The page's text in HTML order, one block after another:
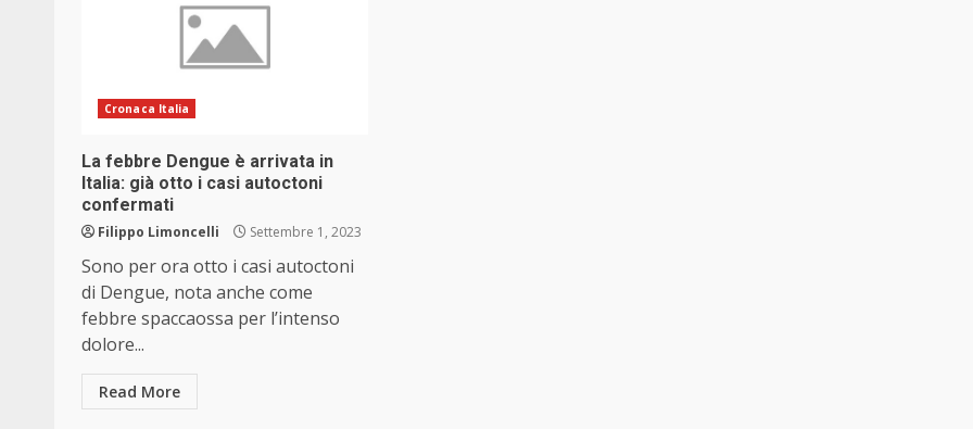
Cronaca Italia
La febbre Dengue è arrivata in
Italia: già otto i casi autoctoni
confermati
Filippo Limoncelli Settembre 1, 2023
Sono per ora otto i casi autoctoni
di Dengue, nota anche come
febbre spaccaossa per l’intenso
dolore...
Read More